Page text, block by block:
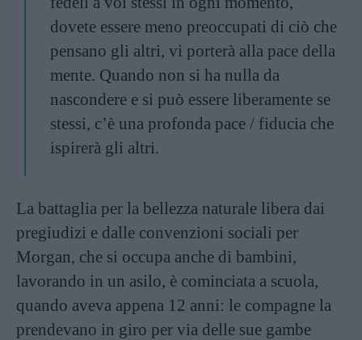
dovete essere meno preoccupati di ciò che
pensano gli altri, vi porterà alla pace della
mente. Quando non si ha nulla da
nascondere e si può essere liberamente se
stessi, c’è una profonda pace / fiducia che
ispirerà gli altri.
La battaglia per la bellezza naturale libera dai
pregiudizi e dalle convenzioni sociali per
Morgan, che si occupa anche di bambini,
lavorando in un asilo, è cominciata a scuola,
quando aveva appena 12 anni: le compagne la
prendevano in giro per via delle sue gambe